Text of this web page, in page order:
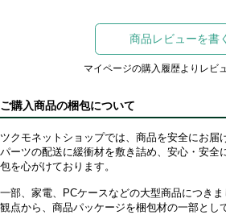
商品レビューを書く
マイページの購入履歴よりレビ
ご購入商品の梱包について
ツクモネットショップでは、商品を安全にお届
パーツの配送に緩衝材を敷き詰め、安心・安全
包を心がけております。
一部、家電、PCケースなどの大型商品につき
観点から、商品パッケージを梱包材の一部とし